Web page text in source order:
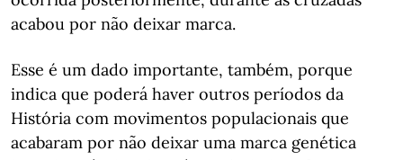
acabou por não deixar marca.
Esse é um dado importante, também, porque
indica que poderá haver outros períodos da
História com movimentos populacionais que
acabaram por não deixar uma marca genética